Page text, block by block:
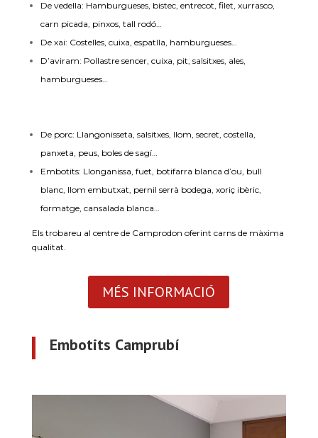
De vedella: Hamburgueses, bistec, entrecot, filet, xurrasco,
carn picada, pinxos, tall rodó…
De xai: Costelles, cuixa, espatlla, hamburgueses…
D’aviram: Pollastre sencer, cuixa, pit, salsitxes, ales,
hamburgueses…
De porc: Llangonisseta, salsitxes, llom, secret, costella,
panxeta, peus, boles de sagí…
Embotits: Llonganissa, fuet, botifarra blanca d’ou, bull
blanc, llom embutxat, pernil serrà bodega, xoriç ibèric,
formatge, cansalada blanca…
Els trobareu al centre de Camprodon oferint carns de màxima
qualitat.
MÉS INFORMACIÓ
Embotits Camprubí